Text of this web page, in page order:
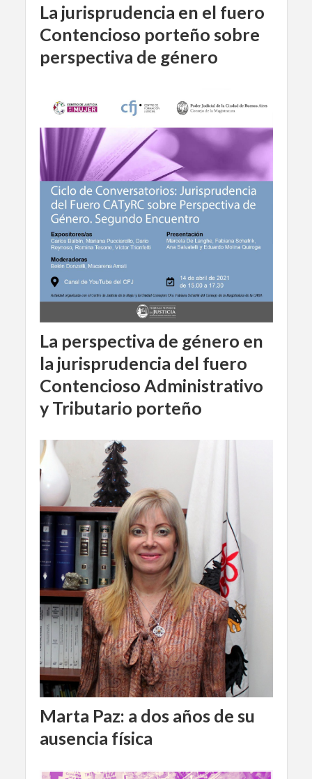
La jurisprudencia en el fuero
Contencioso porteño sobre
perspectiva de género
La perspectiva de género en
la jurisprudencia del fuero
Contencioso Administrativo
y Tributario porteño
Marta Paz: a dos años de su
ausencia física